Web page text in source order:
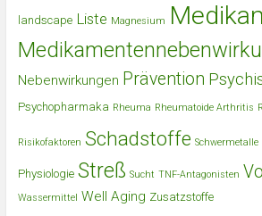
landscape Liste Magnesium
Nebenwirkungen Prävention
Psychopharmaka Rheuma Rheumatoide Arthritis
Risikofaktoren Schadstoffe Schwermetalle
Physiologie Streß Sucht TNF-Antagonisten
Wassermittel Well Aging Zusatzstoffe